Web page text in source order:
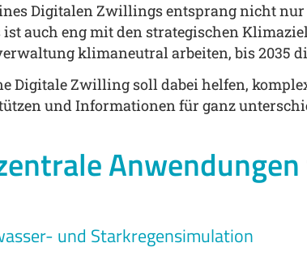
Digitalen Zwillings entsprang nicht
auch eng mit den strategischen
klimaneutral arbeiten, bis 2035
Digitale Zwilling soll dabei helfen,
und Informationen für ganz
Anwendungen
und Starkregensimulation